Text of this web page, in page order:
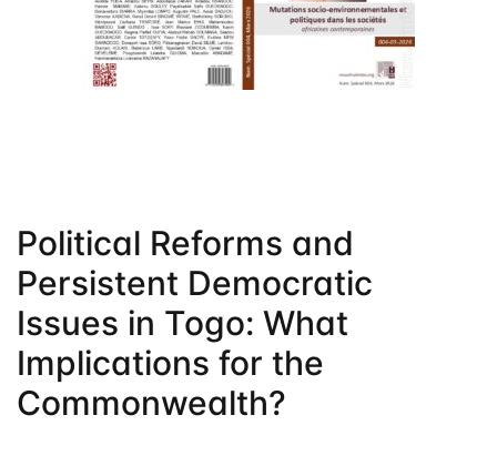
Publication
Malpractice
Political Reforms and
Persistent Democratic
Issues in Togo: What
Implications for the
Commonwealth?